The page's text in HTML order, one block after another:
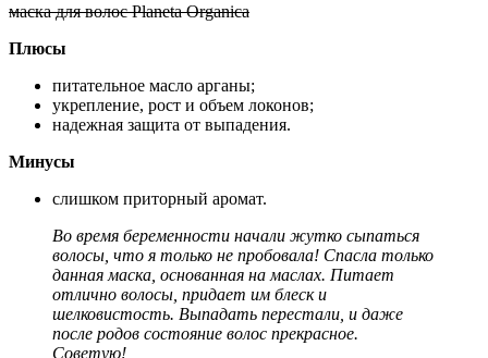
маска для волос Planeta Organica
Плюсы
питательное масло арганы;
укрепление, рост и объем локонов;
надежная защита от выпадения.
Минусы
слишком приторный аромат.
Во время беременности начали жутко сыпаться
волосы, что я только не пробовала! Спасла только
данная маска, основанная на маслах. Питает
отлично волосы, придает им блеск и
шелковистость. Выпадать перестали, и даже
после родов состояние волос прекрасное.
Советую!